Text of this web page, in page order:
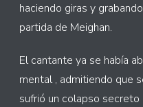
haciendo giras y
partida de Meighan.
El cantante ya se había
mental , admitiendo que
sufrió un colapso